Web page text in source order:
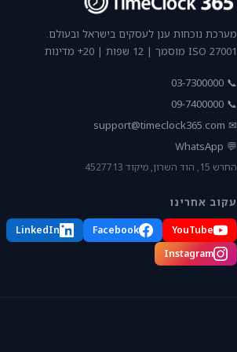
מערכת נוכחות ענן לעסקים בישראל ובעולם.
ISO 27001 מוסמך | 12 שפות | 20+ מדינות
📞 03-7300000
📞 09-7400000
✉
support@timeclock365.com
💬 WhatsApp
החרש 15, הוד השרון, מיקוד 4527713
עקוב אחרינו
YouTube
Facebook
LinkedIn
Instagram